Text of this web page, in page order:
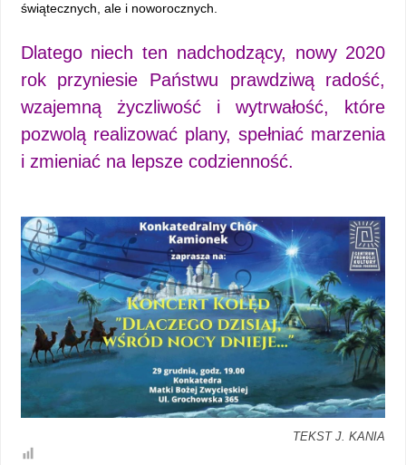
świątecznych, ale i noworocznych.
Dlatego niech ten nadchodzący, nowy 2020
rok przyniesie Państwu prawdziwą radość,
wzajemną życzliwość i wytrwałość, które
pozwolą realizować plany, spełniać marzenia
i zmieniać na lepsze codzienność.
TEKST J. KANIA